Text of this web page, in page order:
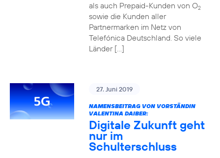
als auch Prepaid-Kunden von O2
sowie die Kunden aller
Partnermarken im Netz von
Telefónica Deutschland. So viele
Länder […]
27. Juni 2019
NAMENSBEITRAG VON VORSTÄNDIN
VALENTINA DAIBER:
Digitale Zukunft geht
nur im
Schulterschluss